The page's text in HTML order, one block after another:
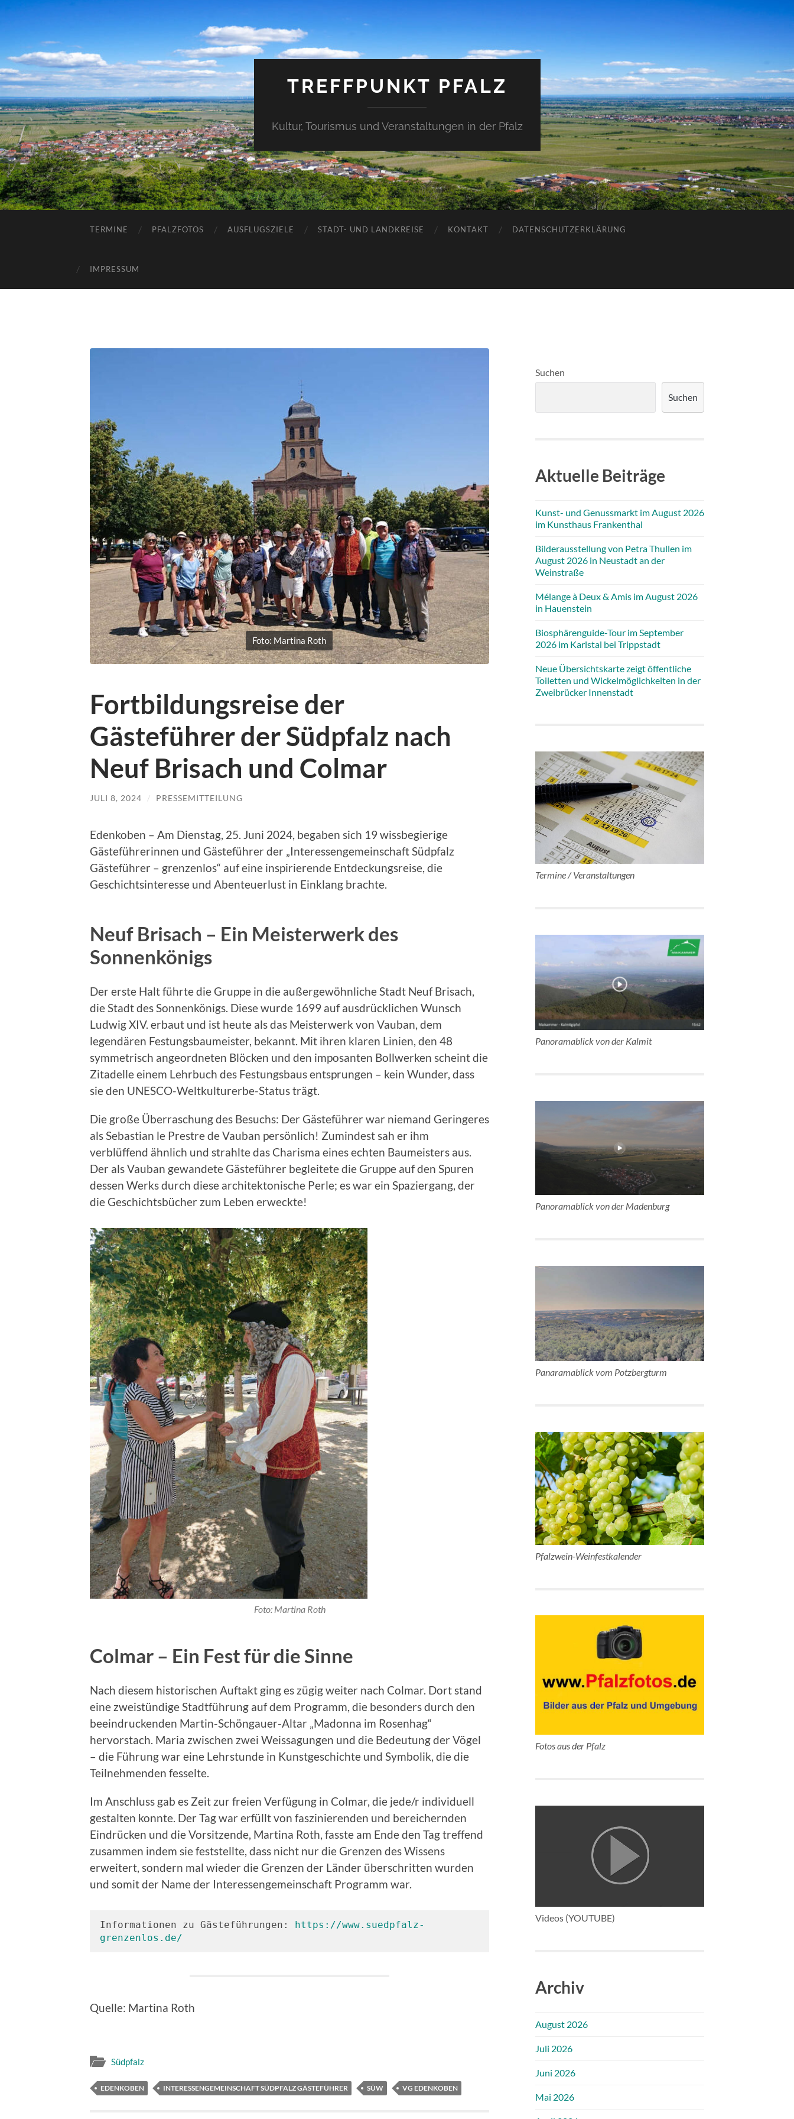
TREFFPUNKT PFALZ
Kultur, Tourismus und Veranstaltungen in der Pfalz
TERMINE PFALZFOTOS AUSFLUGSZIELE STADT- UND LANDKREISE KONTAKT DATENSCHUTZERKLÄRUNG
IMPRESSUM
Foto: Martina Roth
Fortbildungsreise der
Gästeführer der Südpfalz nach
Neuf Brisach und Colmar
JULI 8, 2024 / PRESSEMITTEILUNG
Edenkoben – Am Dienstag, 25. Juni 2024, begaben sich 19 wissbegierige
Gästeführerinnen und Gästeführer der „Interessengemeinschaft Südpfalz
Gästeführer – grenzenlos“ auf eine inspirierende Entdeckungsreise, die
Geschichtsinteresse und Abenteuerlust in Einklang brachte.
Neuf Brisach – Ein Meisterwerk des
Sonnenkönigs
Der erste Halt führte die Gruppe in die außergewöhnliche Stadt Neuf Brisach,
die Stadt des Sonnenkönigs. Diese wurde 1699 auf ausdrücklichen Wunsch
Ludwig XIV. erbaut und ist heute als das Meisterwerk von Vauban, dem
legendären Festungsbaumeister, bekannt. Mit ihren klaren Linien, den 48
symmetrisch angeordneten Blöcken und den imposanten Bollwerken scheint die
Zitadelle einem Lehrbuch des Festungsbaus entsprungen – kein Wunder, dass
sie den UNESCO-Weltkulturerbe-Status trägt.
Die große Überraschung des Besuchs: Der Gästeführer war niemand Geringeres
als Sebastian le Prestre de Vauban persönlich! Zumindest sah er ihm
verblüffend ähnlich und strahlte das Charisma eines echten Baumeisters aus.
Der als Vauban gewandete Gästeführer begleitete die Gruppe auf den Spuren
dessen Werks durch diese architektonische Perle; es war ein Spaziergang, der
die Geschichtsbücher zum Leben erweckte!
Foto: Martina Roth
Colmar – Ein Fest für die Sinne
Nach diesem historischen Auftakt ging es zügig weiter nach Colmar. Dort stand
eine zweistündige Stadtführung auf dem Programm, die besonders durch den
beeindruckenden Martin-Schöngauer-Altar „Madonna im Rosenhag“
hervorstach. Maria zwischen zwei Weissagungen und die Bedeutung der Vögel
– die Führung war eine Lehrstunde in Kunstgeschichte und Symbolik, die die
Teilnehmenden fesselte.
Im Anschluss gab es Zeit zur freien Verfügung in Colmar, die jede/r individuell
gestalten konnte. Der Tag war erfüllt von faszinierenden und bereichernden
Eindrücken und die Vorsitzende, Martina Roth, fasste am Ende den Tag treffend
zusammen indem sie feststellte, dass nicht nur die Grenzen des Wissens
erweitert, sondern mal wieder die Grenzen der Länder überschritten wurden
und somit der Name der Interessengemeinschaft Programm war.
Informationen zu Gästeführungen: https://www.suedpfalz-
grenzenlos.de/
Quelle: Martina Roth
Südpfalz
EDENKOBEN INTERESSENGEMEINSCHAFT SÜDPFALZ GÄSTEFÜHRER SÜW VG EDENKOBEN
Suchen
Suchen
Aktuelle Beiträge
Kunst- und Genussmarkt im August 2026
im Kunsthaus Frankenthal
Bilderausstellung von Petra Thullen im
August 2026 in Neustadt an der
Weinstraße
Mélange à Deux & Amis im August 2026
in Hauenstein
Biosphärenguide-Tour im September
2026 im Karlstal bei Trippstadt
Neue Übersichtskarte zeigt öffentliche
Toiletten und Wickelmöglichkeiten in der
Zweibrücker Innenstadt
Termine / Veranstaltungen
Panoramablick von der Kalmit
Panoramablick von der Madenburg
Panaramablick vom Potzbergturm
Pfalzwein-Weinfestkalender
Fotos aus der Pfalz
Videos (YOUTUBE)
Archiv
August 2026
Juli 2026
Juni 2026
Mai 2026